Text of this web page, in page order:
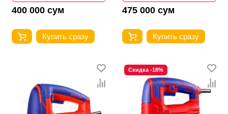
400 000 сум
Купить сразу
475 000 сум
Купить сразу
Скидка -18%